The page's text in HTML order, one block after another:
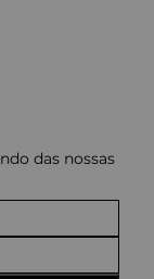
das nossas